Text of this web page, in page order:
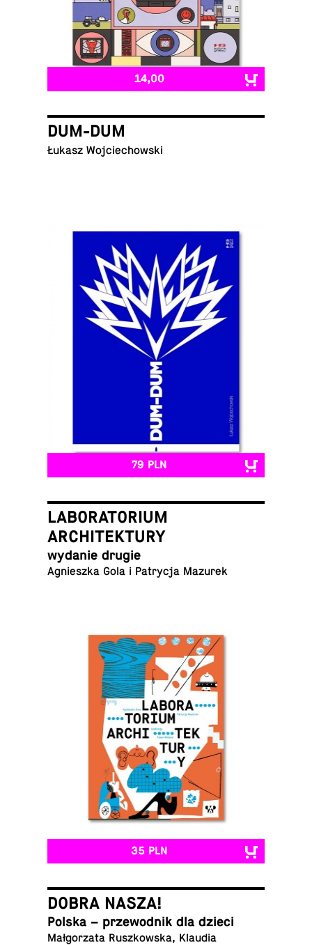
14,00
DUM-DUM
Łukasz Wojciechowski
79 PLN
LABORATORIUM
ARCHITEKTURY
wydanie drugie
Ag­nieszka Gola i Pa­trycja Mazurek
35 PLN
DOBRA NASZA!
Polska – prze­wod­nik dla dzieci
Małgorzata Ruszkowska, Klaudia